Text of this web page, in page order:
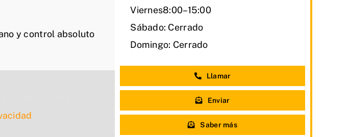
y control absoluto
Viernes8:00–15:00
Sábado: Cerrado
Domingo: Cerrado
Llamar
Enviar
Saber más